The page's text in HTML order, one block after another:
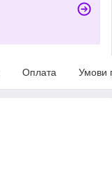
Оплата Умови